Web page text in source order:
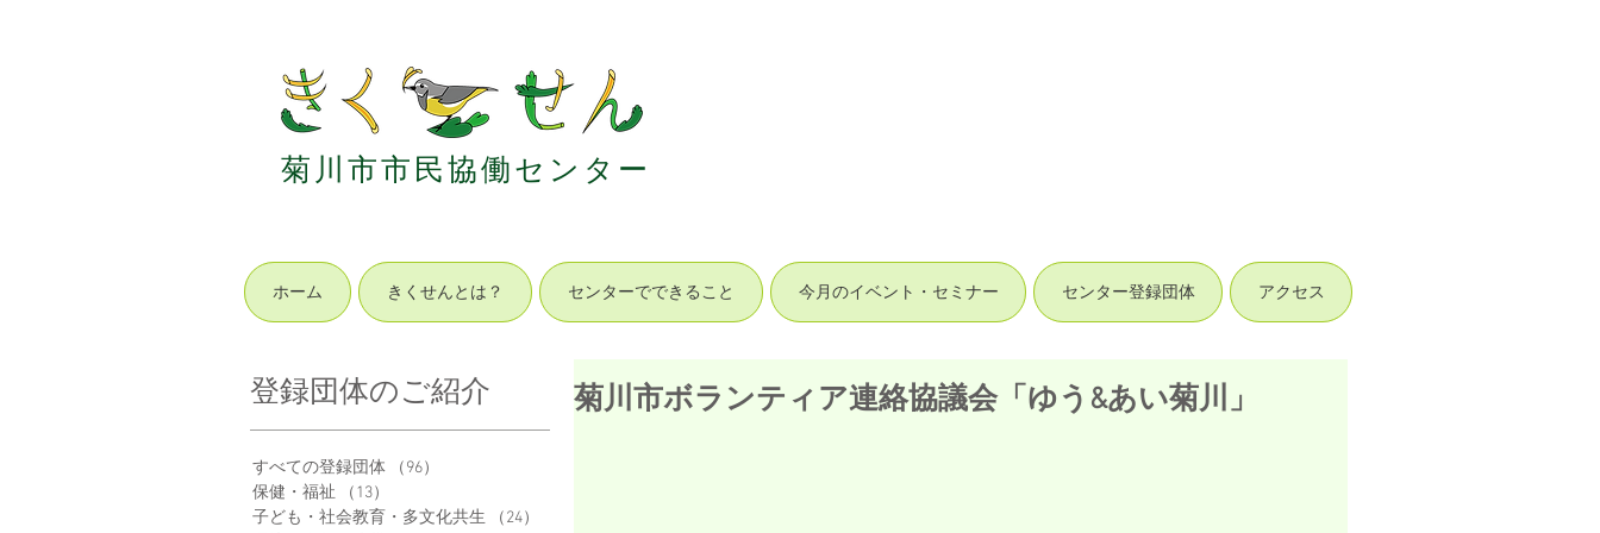
菊 川 市市 民協働セ ン タ ー
ホーム きくせんとは？ センターでできること 今月のイベント・セミナー センター登録団体 アクセス
登録団体のご紹介
すべての登録団体 （96）
保健・福祉
（13）
子ども・社会教育・多文化共生
（24）
菊川市ボランティア連絡協議会「ゆう&あい菊川」